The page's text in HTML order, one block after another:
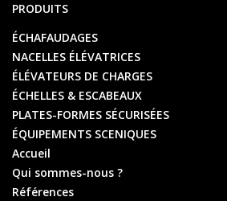
PRODUITS
ÉCHAFAUDAGES
NACELLES ÉLÉVATRICES
ÉLÉVATEURS DE CHARGES
ÉCHELLES & ESCABEAUX
PLATES-FORMES SÉCURISÉES
ÉQUIPEMENTS SCENIQUES
Accueil
Qui sommes-nous ?
Références